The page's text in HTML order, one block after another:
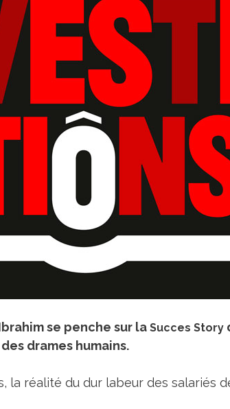
se penche sur la Succes Story
drames humains.
réalité du dur labeur des salariés